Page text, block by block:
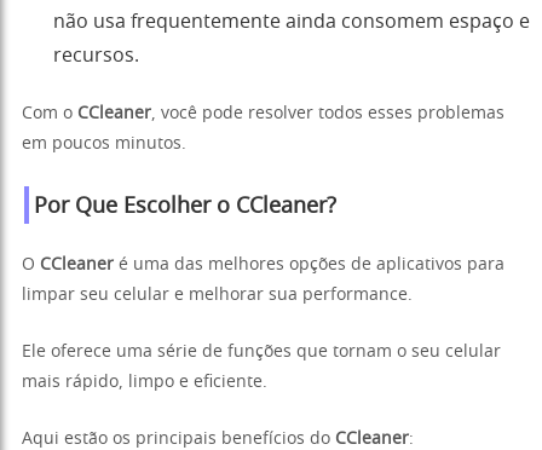
não usa frequentemente ainda consomem espaço e
recursos.
Com o CCleaner, você pode resolver todos esses problemas
em poucos minutos.
Por Que Escolher o CCleaner?
O CCleaner é uma das melhores opções de aplicativos para
limpar seu celular e melhorar sua performance.
Ele oferece uma série de funções que tornam o seu celular
mais rápido, limpo e eficiente.
Aqui estão os principais benefícios do CCleaner: